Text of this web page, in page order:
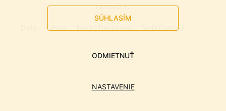
SÚHLASÍM
NASTAVENIE
ODMIETNUŤ
ramená s...
Čierna Modrá Denimová Šedá Oceľová